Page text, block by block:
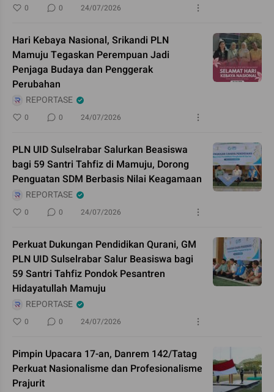
0 0 24/07/2026
Hari Kebaya Nasional, Srikandi PLN
Mamuju Tegaskan Perempuan Jadi
Penjaga Budaya dan Penggerak
Perubahan
REPORTASE
0 0 24/07/2026
PLN UID Sulselrabar Salurkan Beasiswa
bagi 59 Santri Tahfiz di Mamuju, Dorong
Penguatan SDM Berbasis Nilai Keagamaan
REPORTASE
0 0 24/07/2026
Perkuat Dukungan Pendidikan Qurani, GM
PLN UID Sulselrabar Salur Beasiswa bagi
59 Santri Tahfiz Pondok Pesantren
Hidayatullah Mamuju
REPORTASE
0 0 24/07/2026
Pimpin Upacara 17-an, Danrem 142/Tatag
Perkuat Nasionalisme dan Profesionalisme
Prajurit